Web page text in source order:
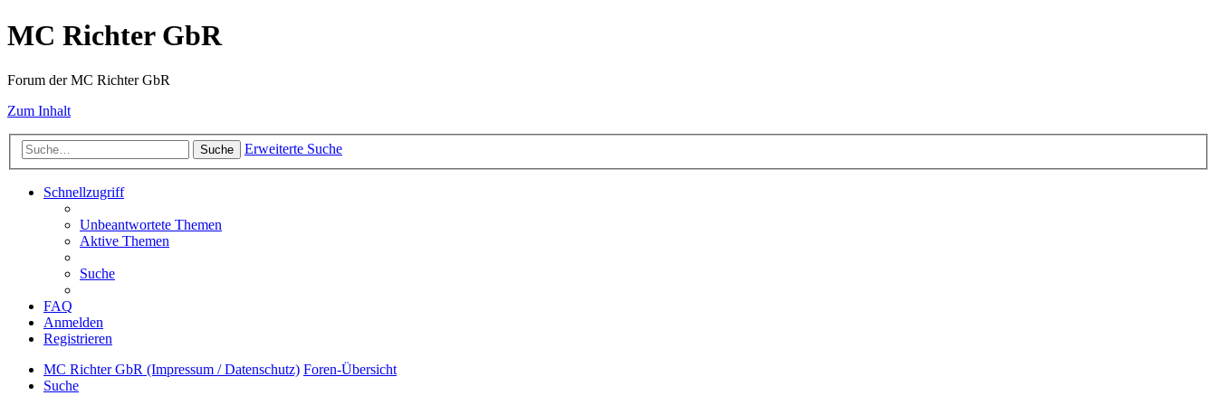
MC Richter GbR
Forum der MC Richter GbR
Zum Inhalt
Suche Erweiterte Suche
Schnellzugriff
Unbeantwortete Themen
Aktive Themen
Suche
FAQ
Anmelden
Registrieren
MC Richter GbR (Impressum / Datenschutz) Foren-Übersicht
Suche